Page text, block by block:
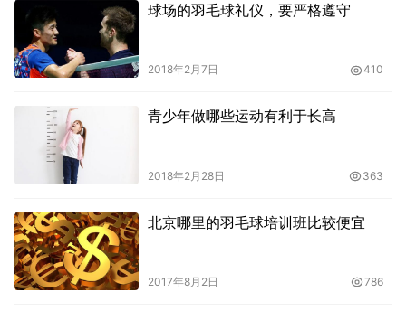
球场的羽毛球礼仪，要严格遵守
2018年2月7日 410
青少年做哪些运动有利于长高
2018年2月28日 363
北京哪里的羽毛球培训班比较便宜
2017年8月2日 786